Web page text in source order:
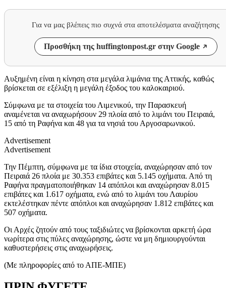
Για να μας βλέπεις πιο συχνά στα αποτελέσματα αναζήτησης
Προσθήκη της huffingtonpost.gr στην Google
Αυξημένη είναι η κίνηση στα μεγάλα λιμάνια της Αττικής, καθώς
βρίσκεται σε εξέλιξη η μεγάλη έξοδος του καλοκαιριού.
Σύμφωνα με τα στοιχεία του Λιμενικού, την Παρασκευή
αναμένεται να αναχωρήσουν 29 πλοία από το λιμάνι του Πειραιά,
15 από τη Ραφήνα και 48 για τα νησιά του Αργοσαρωνικού.
Advertisement
Advertisement
Την Πέμπτη, σύμφωνα με τα ίδια στοιχεία, αναχώρησαν από τον
Πειραιά 26 πλοία με 30.353 επιβάτες και 5.145 οχήματα. Από τη
Ραφήνα πραγματοποιήθηκαν 14 απόπλοι και αναχώρησαν 8.015
επιβάτες και 1.617 οχήματα, ενώ από το λιμάνι του Λαυρίου
εκτελέστηκαν πέντε απόπλοι και αναχώρησαν 1.812 επιβάτες και
507 οχήματα.
Οι Αρχές ζητούν από τους ταξιδιώτες να βρίσκονται αρκετή ώρα
νωρίτερα στις πύλες αναχώρησης, ώστε να μη δημιουργούνται
καθυστερήσεις στις αναχωρήσεις.
(Με πληροφορίες από το ΑΠΕ-ΜΠΕ)